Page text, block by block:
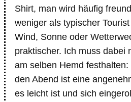
Shirt, man wird häufig
weniger als typischer
Wind, Sonne oder
praktischer. Ich muss dabei
am selben Hemd
den Abend ist eine
es leicht ist und sich